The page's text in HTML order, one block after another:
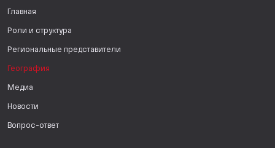
Главная
Роли и структура
Региональные представители
География
Медиа
Новости
Вопрос-ответ